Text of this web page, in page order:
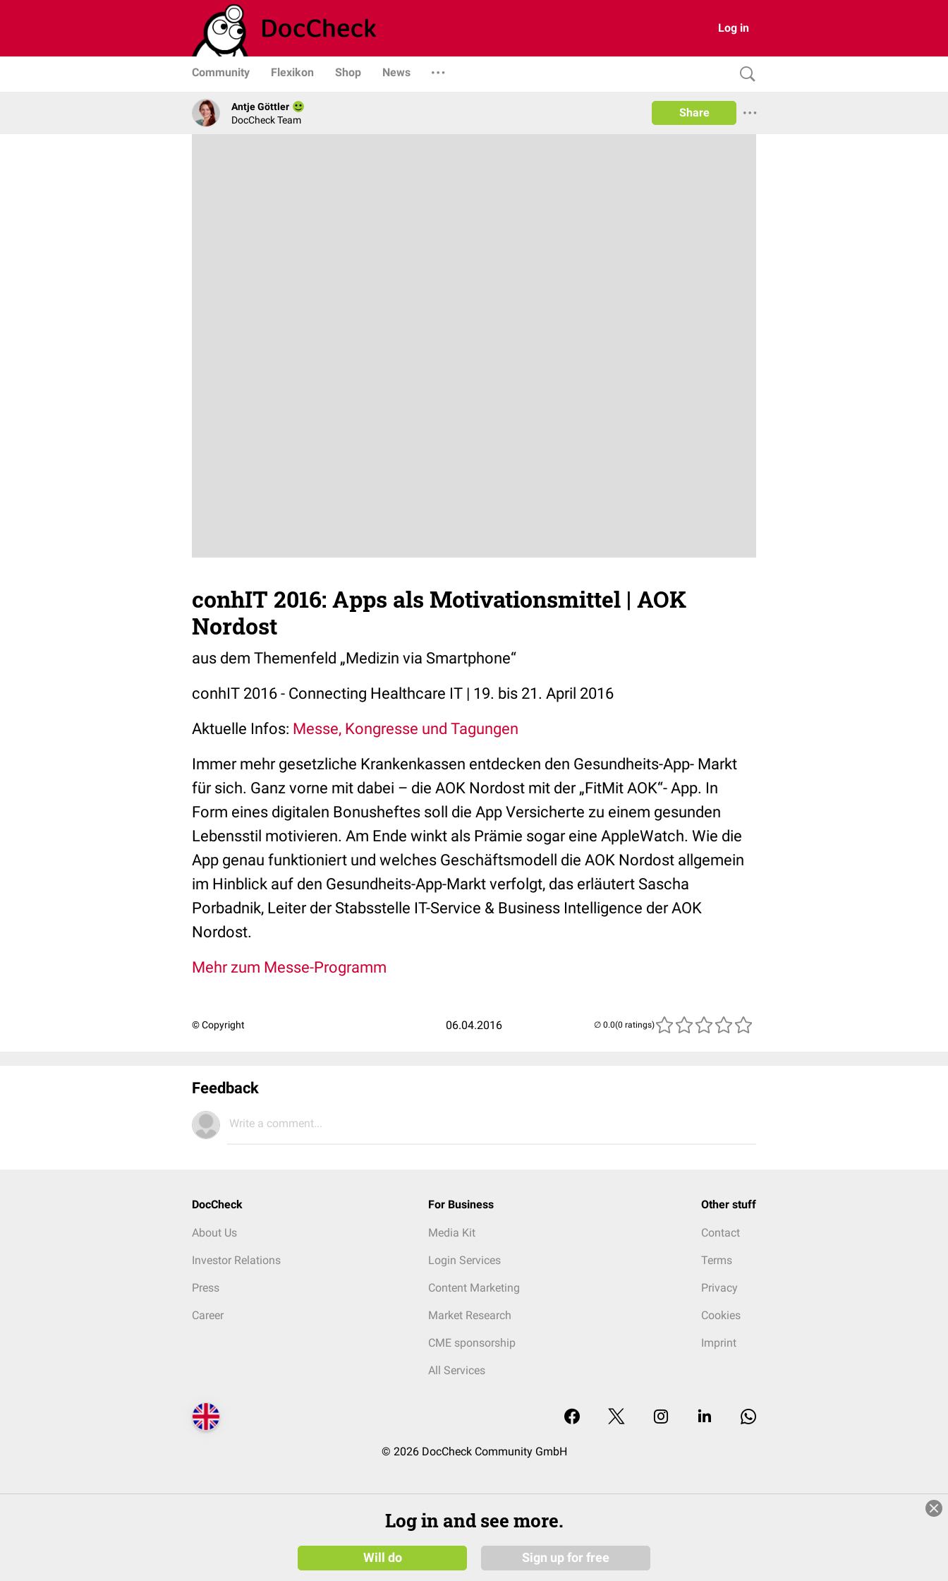
Log in
Community Flexikon Shop News
Antje Göttler
DocCheck Team
Share
conhIT 2016: Apps als Motivationsmittel | AOK
Nordost
aus dem Themenfeld „Medizin via Smartphone“
conhIT 2016 - Connecting Healthcare IT | 19. bis 21. April 2016
Aktuelle Infos: Messe, Kongresse und Tagungen
Immer mehr gesetzliche Krankenkassen entdecken den Gesundheits-App- Markt
für sich. Ganz vorne mit dabei – die AOK Nordost mit der „FitMit AOK“- App. In
Form eines digitalen Bonusheftes soll die App Versicherte zu einem gesunden
Lebensstil motivieren. Am Ende winkt als Prämie sogar eine AppleWatch. Wie die
App genau funktioniert und welches Geschäftsmodell die AOK Nordost allgemein
im Hinblick auf den Gesundheits-App-Markt verfolgt, das erläutert Sascha
Porbadnik, Leiter der Stabsstelle IT-Service & Business Intelligence der AOK
Nordost.
Mehr zum Messe-Programm
© Copyright 06.04.2016 (0 ratings)
Feedback
Write a comment...
DocCheck
About Us
Investor Relations
Press
Career
For Business
Media Kit
Login Services
Content Marketing
Market Research
CME sponsorship
All Services
Other stuff
Contact
Terms
Privacy
Cookies
Imprint
© 2026 DocCheck Community GmbH
Log in and see more.
Will do Sign up for free